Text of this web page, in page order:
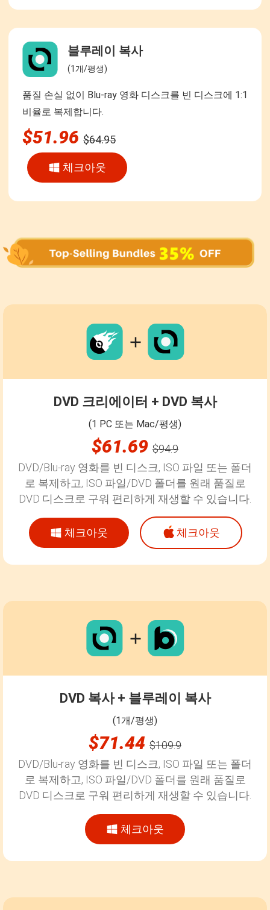
블루레이 복사
(1개/평생)
품질 손실 없이 Blu-ray 영화 디스크를 빈 디스크에 1:1
비율로 복제합니다.
$51.96 $64.95
체크아웃
DVD 크리에이터 + DVD 복사
(1 PC 또는 Mac/평생)
$61.69 $94.9
DVD/Blu-ray 영화를 빈 디스크, ISO 파일 또는 폴더
로 복제하고, ISO 파일/DVD 폴더를 원래 품질로
DVD 디스크로 구워 편리하게 재생할 수 있습니다.
체크아웃 체크아웃
DVD 복사 + 블루레이 복사
(1개/평생)
$71.44 $109.9
DVD/Blu-ray 영화를 빈 디스크, ISO 파일 또는 폴더
로 복제하고, ISO 파일/DVD 폴더를 원래 품질로
DVD 디스크로 구워 편리하게 재생할 수 있습니다.
체크아웃